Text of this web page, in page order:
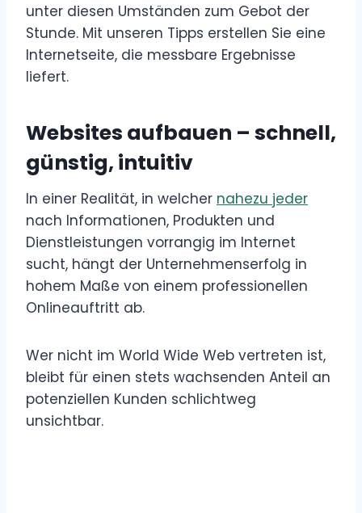
unter diesen Umständen zum Gebot der
Stunde. Mit unseren Tipps erstellen Sie eine
Internetseite, die messbare Ergebnisse
liefert.
Websites aufbauen – schnell,
günstig, intuitiv
In einer Realität, in welcher nahezu jeder
nach Informationen, Produkten und
Dienstleistungen vorrangig im Internet
sucht, hängt der Unternehmenserfolg in
hohem Maße von einem professionellen
Onlineauftritt ab.
Wer nicht im World Wide Web vertreten ist,
bleibt für einen stets wachsenden Anteil an
potenziellen Kunden schlichtweg
unsichtbar.